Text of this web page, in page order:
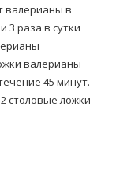
валерианы в
3 раза в сутки
валерианы
45 минут.
столовые ложки